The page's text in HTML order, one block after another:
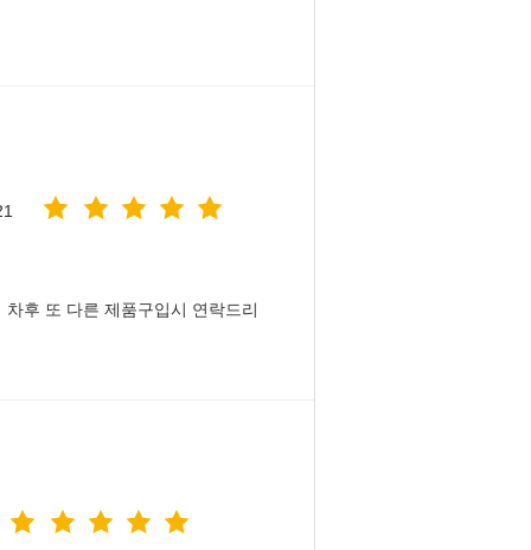
후 또 다른 제품구입시 연락드리